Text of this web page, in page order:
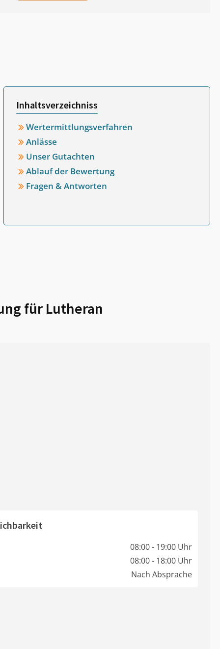
Inhaltsverzeichniss
Wertermittlungsverfahren
Anlässe
Unser Gutachten
Ablauf der Bewertung
Fragen & Antworten
für Lutheran
08:00 - 19:00 Uhr
08:00 - 18:00 Uhr
Nach Absprache